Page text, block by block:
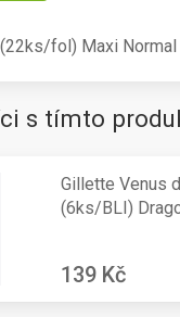
fol) Maxi Normal
s tímto
Gillette Venus
(6ks/BLI)
139 Kč